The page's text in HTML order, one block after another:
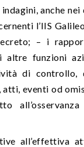
anche
l’IIS
– i
altre funzioni
di controllo,
atti, eventi od
all’effettiva